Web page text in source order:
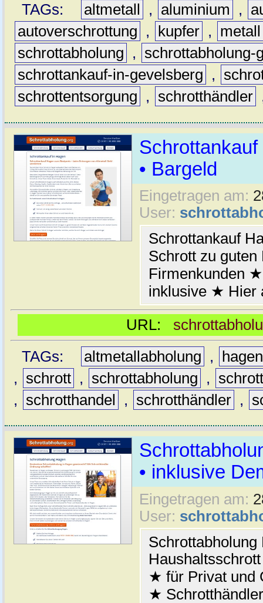
TAGs:
altmetall , aluminium ,
autoverschrottung
, kupfer ,
metall
schrottabholung
,
schrottabholung-
schrottankauf-in-gevelsberg
,
schrottentsorgung
, schrotthändler
Schrottankauf
• Bargeld
Eingetragen am:
User:
Schrottankauf
Schrott zu
Firmenkunden
inklusive ★ Hier
URL:
TAGs:
altmetallabholung ,
hagen
,
schrott , schrottabholung ,
,
schrotthandel , schrotthändler ,
• inklusive
Eingetragen am:
User:
★ für Privat und
★